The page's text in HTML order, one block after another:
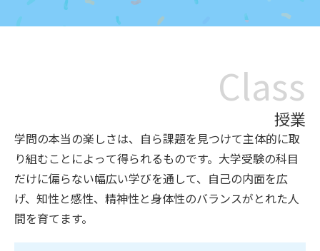
Class
授業
学問の本当の楽しさは、自ら課題を見つけて主体的に取
り組むことによって得られるものです。大学受験の科目
だけに偏らない幅広い学びを通して、自己の内面を広
げ、知性と感性、精神性と身体性のバランスがとれた人
間を育てます。